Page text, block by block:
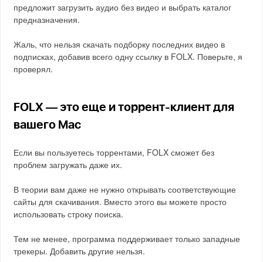
предложит загрузить аудио без видео и выбрать каталог
предназначения.
Жаль, что нельзя скачать подборку последних видео в
подписках, добавив всего одну ссылку в FOLX. Поверьте, я
проверял.
FOLX — это еще и торрент-клиент для
вашего Mac
Если вы пользуетесь торрентами, FOLX сможет без
проблем загружать даже их.
В теории вам даже не нужно открывать соответствующие
сайты для скачивания. Вместо этого вы можете просто
использовать строку поиска.
Тем не менее, программа поддерживает только западные
трекеры. Добавить другие нельзя.